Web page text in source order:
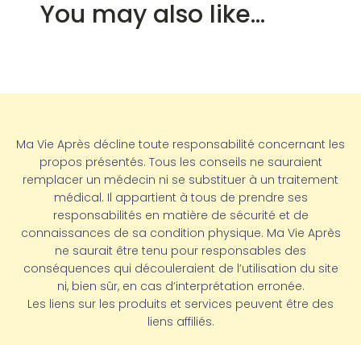
You may also like…
Ma Vie Après décline toute responsabilité concernant les
propos présentés. Tous les conseils ne sauraient
remplacer un médecin ni se substituer à un traitement
médical. Il appartient à tous de prendre ses
responsabilités en matière de sécurité et de
connaissances de sa condition physique. Ma Vie Après
ne saurait être tenu pour responsables des
conséquences qui découleraient de l’utilisation du site
ni, bien sûr, en cas d’interprétation erronée.
Les liens sur les produits et services peuvent être des
liens affiliés.